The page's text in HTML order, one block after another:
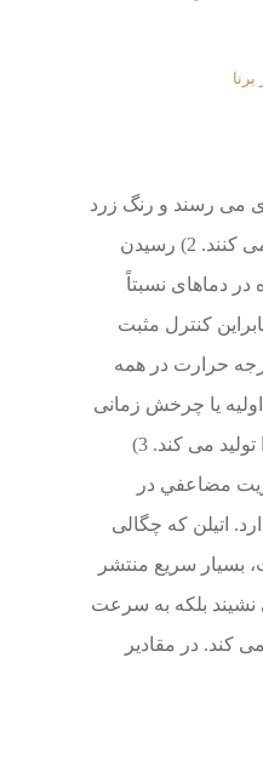
می رسند و رنگ زرد
روشن مشخص را ایجاد می کنند. 2) رسیدن
دماهای نسبتاً
کنترل مثبت
حرارت در همه
یا چرخش زمانی
که میوه بیشترین گرما را تولید می کند. 3)
مضاعفي در
اتیلن که چگالی
بسیار سریع منتشر
بلکه به سرعت
کند. در مقادیر